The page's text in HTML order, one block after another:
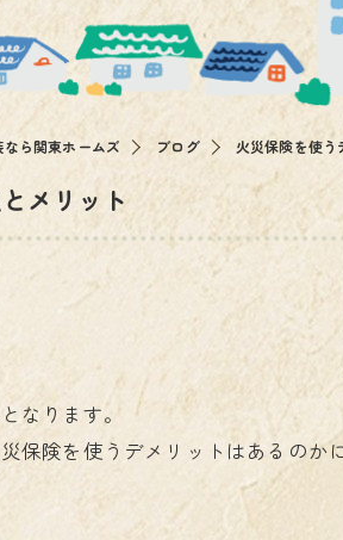
ら関東ホームズ ブログ 火災保険を使
メリット
なります。
険を使うデメリットはあるのか